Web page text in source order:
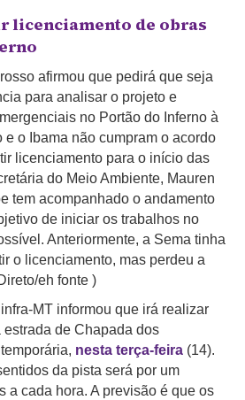
licenciamento de obras
afirmou que pedirá que seja
para analisar o projeto e
no Portão do Inferno à
e o Ibama não cumpram o acordo
licenciamento para o início das
do Meio Ambiente, Mauren
tem acompanhado o andamento
de iniciar os trabalhos no
Anteriormente, a Sema tinha
o licenciamento, mas perdeu a
eh fonte )
MT informou que irá realizar
estrada de Chapada dos
nesta terça-feira (14).
da pista será por um
a cada hora. A previsão é que os